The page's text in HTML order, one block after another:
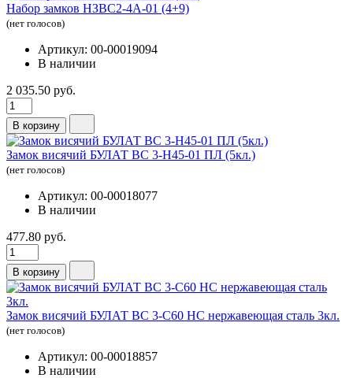
Набор замков НЗВС2-4А-01 (4+9)
(нет голосов)
Артикул: 00-00019094
В наличии
2 035.50 руб.
В корзину
Замок висячий БУЛАТ ВС 3-Н45-01 ПЛ (5кл.)
(нет голосов)
Артикул: 00-00018077
В наличии
477.80 руб.
В корзину
Замок висячий БУЛАТ ВС 3-С60 НС нержавеющая сталь 3кл.
(нет голосов)
Артикул: 00-00018857
В наличии